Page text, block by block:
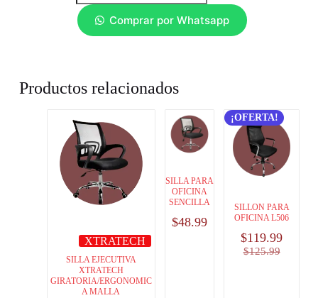
Comprar por Whatsapp
Productos relacionados
XTRATECH
SILLA EJECUTIVA
XTRATECH
GIRATORIA/ERGONOMIC
A MALLA
SILLA PARA
OFICINA
SENCILLA
$48.99
¡OFERTA!
SILLON PARA
OFICINA L506
$125.99
$119.99